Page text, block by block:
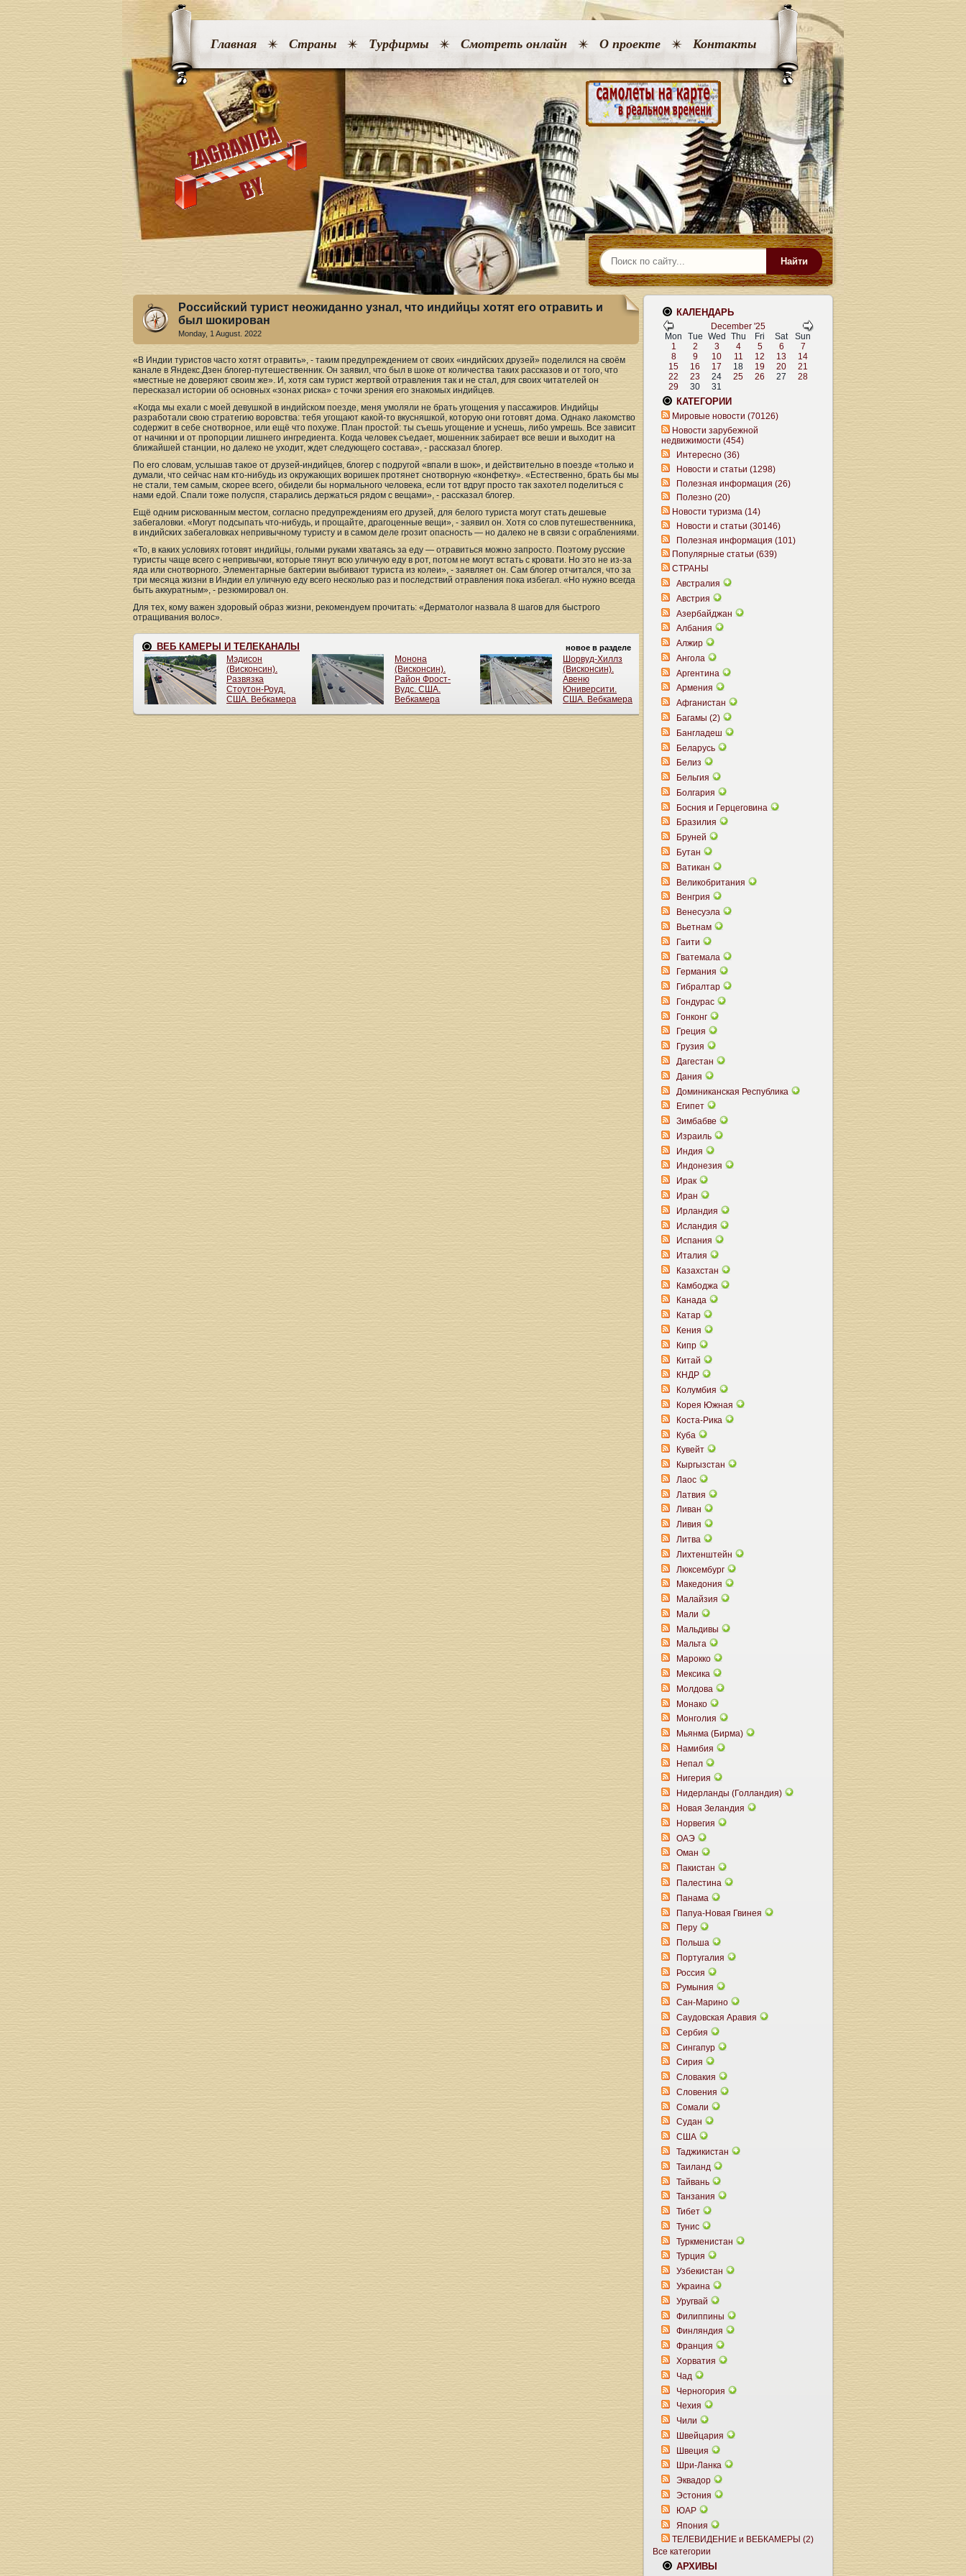
Главная Страны Турфирмы Смотреть онлайн О проекте Контакты
Найти
Российский турист неожиданно узнал, что индийцы хотят его отравить и
был шокирован
Monday, 1 August. 2022
«В Индии туристов часто хотят отравить», - таким предупреждением от своих «индийских друзей» поделился на своём
канале в Яндекс.Дзен блогер-путешественник. Он заявил, что был в шоке от количества таких рассказов и от того, что
«местные не доверяют своим же». И, хотя сам турист жертвой отравления так и не стал, для своих читателей он
пересказал истории об основных «зонах риска» с точки зрения его знакомых индийцев.
«Когда мы ехали с моей девушкой в индийском поезде, меня умоляли не брать угощения у пассажиров. Индийцы
разработали свою стратегию воровства: тебя угощают какой-то вкусняшкой, которую они готовят дома. Однако лакомство
содержит в себе снотворное, или ещё что похуже. План простой: ты съешь угощение и уснешь, либо умрешь. Все зависит
от начинки и от пропорции лишнего ингредиента. Когда человек съедает, мошенник забирает все веши и выходит на
ближайшей станции, но далеко не уходит, ждет следующего состава», - рассказал блогер.
По его словам, услышав такое от друзей-индийцев, блогер с подругой «впали в шок», и действительно в поезде «только и
думали, что сейчас нам кто-нибудь из окружающих воришек протянет снотворную «конфетку». «Естественно, брать бы мы
не стали, тем самым, скорее всего, обидели бы нормального человека, если тот вдруг просто так захотел поделиться с
нами едой. Спали тоже полуспя, старались держаться рядом с вещами», - рассказал блогер.
Ещё одним рискованным местом, согласно предупреждениям его друзей, для белого туриста могут стать дешевые
забегаловки. «Могут подсыпать что-нибудь, и прощайте, драгоценные вещи», - заявил он. Хотя со слов путешественника,
в индийских забегаловках непривычному туристу и в самом деле грозит опасность — но далеко не в связи с ограблениями.
«То, в каких условиях готовят индийцы, голыми руками хватаясь за еду — отравиться можно запросто. Поэтому русские
туристы чаще всего с непривычки, которые тянут всю уличную еду в рот, потом не могут встать с кровати. Но это не из-за
яда или снотворного. Элементарные бактерии выбивают туриста из колеи», - заявляет он. Сам блогер отчитался, что за
три месяца жизни в Индии ел уличную еду всего несколько раз и последствий отравления пока избегал. «Но нужно всегда
быть аккуратным», - резюмировал он.
Для тех, кому важен здоровый образ жизни, рекомендуем прочитать: «Дерматолог назвала 8 шагов для быстрого
отращивания волос».
КАЛЕНДАРЬ
December '25
Mon
Tue Wed Thu Fri Sat
Sun
1
2 3 4 5 6
7
8
9 10 11 12 13
14
15
16 17 18 19 20
21
22
23 24 25 26 27
28
29
30 31
КАТЕГОРИИ
Мировые новости (70126)
Новости зарубежной
недвижимости (454)
Интересно (36)
Новости и статьи (1298)
Полезная информация (26)
Полезно (20)
Новости туризма (14)
Новости и статьи (30146)
Полезная информация (101)
Популярные статьи (639)
СТРАНЫ
Австралия
Австрия
Азербайджан
Албания
Алжир
Ангола
Аргентина
Армения
Афганистан
Багамы (2)
Бангладеш
Беларусь
Белиз
Бельгия
Болгария
Босния и Герцеговина
Бразилия
Бруней
Бутан
Ватикан
Великобритания
Венгрия
Венесуэла
Вьетнам
Гаити
Гватемала
Германия
Гибралтар
Гондурас
Гонконг
Греция
Грузия
Дагестан
Дания
Доминиканская Республика
Египет
Зимбабве
Израиль
Индия
Индонезия
Ирак
Иран
Ирландия
Исландия
Испания
Италия
Казахстан
Камбоджа
Канада
Катар
Кения
Кипр
Китай
КНДР
Колумбия
Корея Южная
Коста-Рика
Куба
Кувейт
Кыргызстан
Лаос
Латвия
Ливан
Ливия
Литва
Лихтенштейн
Люксембург
Македония
Малайзия
Мали
Мальдивы
Мальта
Марокко
Мексика
Молдова
Монако
Монголия
Мьянма (Бирма)
Намибия
Непал
Нигерия
Нидерланды (Голландия)
Новая Зеландия
Норвегия
ОАЭ
Оман
Пакистан
Палестина
Панама
Папуа-Новая Гвинея
Перу
Польша
Португалия
Россия
Румыния
Сан-Марино
Саудовская Аравия
Сербия
Сингапур
Сирия
Словакия
Словения
Сомали
Судан
США
Таджикистан
Таиланд
Тайвань
Танзания
Тибет
Тунис
Туркменистан
Турция
Узбекистан
Украина
Уругвай
Филиппины
Финляндия
Франция
Хорватия
Чад
Черногория
Чехия
Чили
Швейцария
Швеция
Шри-Ланка
Эквадор
Эстония
ЮАР
Япония
ТЕЛЕВИДЕНИЕ и ВЕБКАМЕРЫ (2)
Все категории
АРХИВЫ